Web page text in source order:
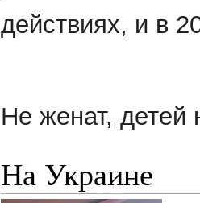
действиях, и в
Не женат, детей
На Украине